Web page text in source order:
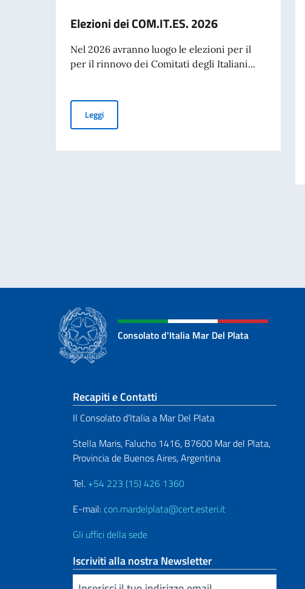
Elezioni dei COM.IT.ES. 2026
Nel 2026 avranno luogo le elezioni per il
per il rinnovo dei Comitati degli Italiani...
LeggiElezioni dei COM.IT.ES. 2026
Consolato d'Italia Mar Del Plata
Sezione footer
Recapiti e Contatti
Il Consolato d’Italia a Mar Del Plata
Stella Maris, Falucho 1416, B7600 Mar del Plata,
Provincia de Buenos Aires, Argentina
Tel. +54 223 (15) 426 1360
E-mail: con.mardelplata@cert.esteri.it
Gli uffici della sede
Iscriviti alla nostra Newsletter